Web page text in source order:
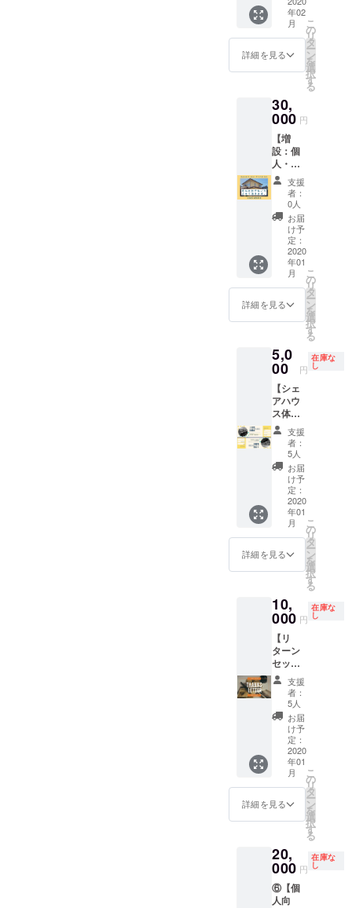
を備考
欄にご
記入く
い。
備考欄
にお名
前を必
ずご記
入下さ
※日程は
後日相
談で決
めま
す。ご
きない
場合が
ありま
す。 ※
交通費
は自己
負担で
お願い
しま
す。 ※
備考欄
に必ず
お名前
を記入
してく
ださ
い。
ターを
書かせ
て頂き
ます。
・毎月
の国際
ベント
への招
待券2枚
入り
（2021
年2月ま
で1年間
有効）
・シェ
アハウ
スでの
Openin
g Party(
2/15)へ
の招待
券 ・3
日間の
（要事
前相談)
→上記
のリ
ターン
を全て
受け取
れるお
得な
セット
です！
※備考欄
に必ず
お名前
と住所
をご記
入くだ
※手紙で
メール
やSNS
でほし
いとい
う方は
その旨
を備考
欄にご
記入く
ださ
い。 ※
イベン
トは、
基本的
に毎月
す。
シェア
週の
パー
ティー
、ゲス
年02
月
詳細を見る
こ
の
リ
タ
ー
ン
を
選
択
す
る
30,
000 円
【増
設：個
人・企
業向け
協賛】
・公式
スポン
サーと
して、
記念
ボード
に記名
させて
頂きま
す。 →
イベン
や広
報、採
用のお
手伝い
をさせ
ていた
だきま
す。 ポ
スター
掲示開
始日
は、
2020年
12月ま
でとな
りま
す。 ※
名・社
名をご
記入く
ださい
支援
者：
0人
お届
け予
定：
2020
年01
月
詳細を見る
こ
の
リ
タ
ー
ン
を
選
択
す
る
5,0
00 円
在庫な
し
【シェ
アハウ
ス体験
券】 ・
3日間の
シェア
ハウス
体験券
（要事
前相談)
・シェ
アハウ
ス記念
ボード
に記名
→シェ
スに住
んでみ
たい、
体験し
てみた
い！と
いう方
向けで
す！ ※
体験券
は、5人
限定に
させて
頂きま
す。
※2020
年12月
※交通費
は自己
負担と
なりま
す。 ※
支援
者：
5人
お届
け予
定：
2020
年01
月
詳細を見る
こ
の
リ
タ
ー
ン
を
選
択
す
る
10,
000 円
在庫な
し
【リ
ターン
セッ
ト】 ・
ちょっ
といい
紙でプ
レミア
ムレ
ターを
書かせ
て頂き
ます。
・毎月
の国際
交流イ
への招
待券2枚
入り
（2020
年12月
支援
者：
5人
お届
け予
定：
2020
年01
月
詳細を見る
こ
の
リ
タ
ー
ン
を
選
択
す
る
20,
000 円
在庫な
し
⑥【個
人向